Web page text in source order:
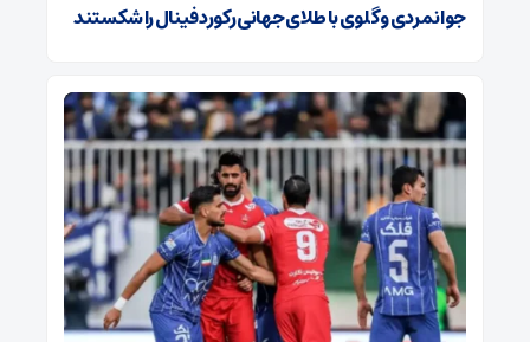
جوانمردی و گلوی با طلای جهانی رکورد فینال را شکستند